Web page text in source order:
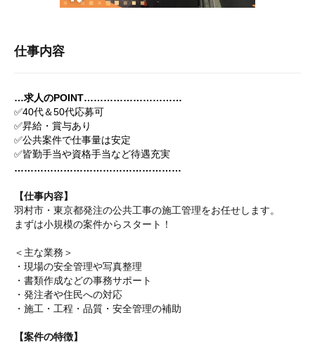
仕事内容
…求人のPOINT…………………………
✅40代＆50代応募可
✅昇給・賞与あり
✅公共案件で仕事量は安定
✅皆勤手当や資格手当など待遇充実
……………………………………………
【仕事内容】
羽村市・東京都発注の公共工事の施工管理をお任せします。
まずは小規模の案件からスタート！
＜主な業務＞
・現場の安全管理や写真整理
・書類作成などの事務サポート
・発注者や住民への対応
・施工・工程・品質・安全管理の補助
【案件の特徴】